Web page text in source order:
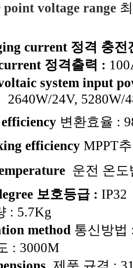
voltage range
current 정격 충전
정격출력 :
system input
2640W/24V, 5280W/
변환효율 :
efficiency MPPT
운전 온
보호등급 : IP32
: 5.7Kg
method 통신방법
: 3000M